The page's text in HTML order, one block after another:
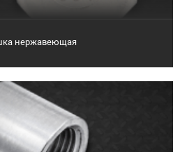
нержавеющая